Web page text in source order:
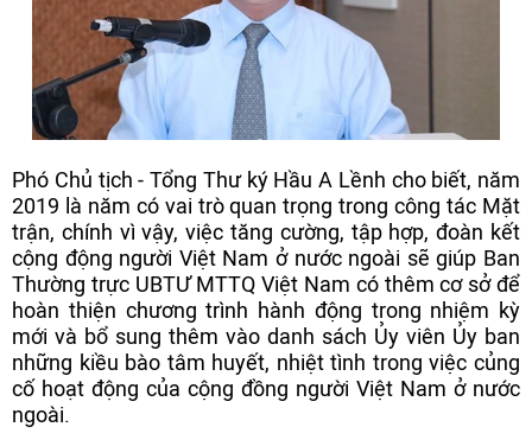
Phó Chủ tịch - Tổng Thư ký Hầu A Lềnh cho biết, năm
2019 là năm có vai trò quan trọng trong công tác Mặt
trận, chính vì vậy, việc tăng cường, tập hợp, đoàn kết
cộng động người Việt Nam ở nước ngoài sẽ giúp Ban
Thường trực UBTƯ MTTQ Việt Nam có thêm cơ sở để
hoàn thiện chương trình hành động trong nhiệm kỳ
mới và bổ sung thêm vào danh sách Ủy viên Ủy ban
những kiều bào tâm huyết, nhiệt tình trong việc củng
cố hoạt động của cộng đồng người Việt Nam ở nước
ngoài.